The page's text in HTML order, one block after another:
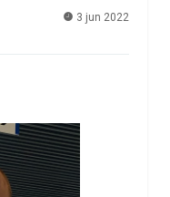
3 jun 2022